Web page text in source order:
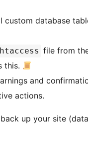
custom database
file from
this.
and
actions.
up your site